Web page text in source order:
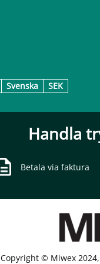
Svenska SEK
Handla
Betala via faktura
Copyright © Miwex